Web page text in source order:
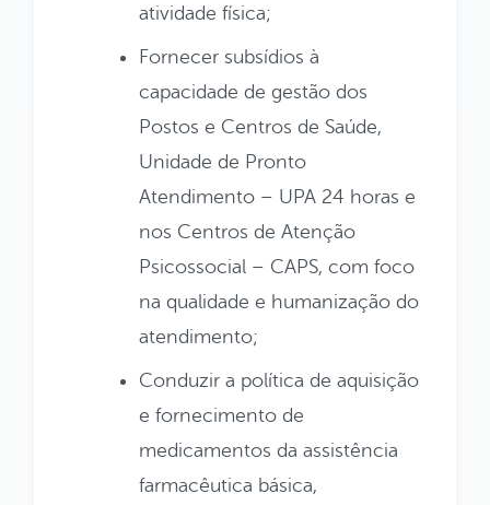
atividade física;
Fornecer subsídios à
capacidade de gestão dos
Postos e Centros de Saúde,
Unidade de Pronto
Atendimento – UPA 24 horas e
nos Centros de Atenção
Psicossocial – CAPS, com foco
na qualidade e humanização do
atendimento;
Conduzir a política de aquisição
e fornecimento de
medicamentos da assistência
farmacêutica básica,